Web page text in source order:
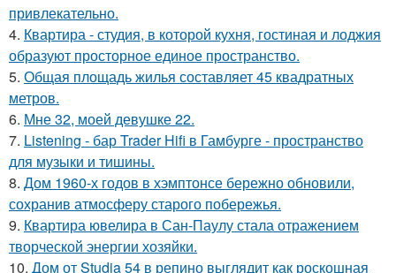
привлекательно.
4. Квартира - студия, в которой кухня, гостиная и лоджия
образуют просторное единое пространство.
5. Общая площадь жилья составляет 45 квадратных
метров.
6. Мне 32, моей девушке 22.
7. Listening - бар Trader Hifi в Гамбурге - пространство
для музыки и тишины.
8. Дом 1960-х годов в хэмптонсе бережно обновили,
сохранив атмосферу старого побережья.
9. Квартира ювелира в Сан-Паулу стала отражением
творческой энергии хозяйки.
10. Дом от Studia 54 в репино выглядит как роскошная